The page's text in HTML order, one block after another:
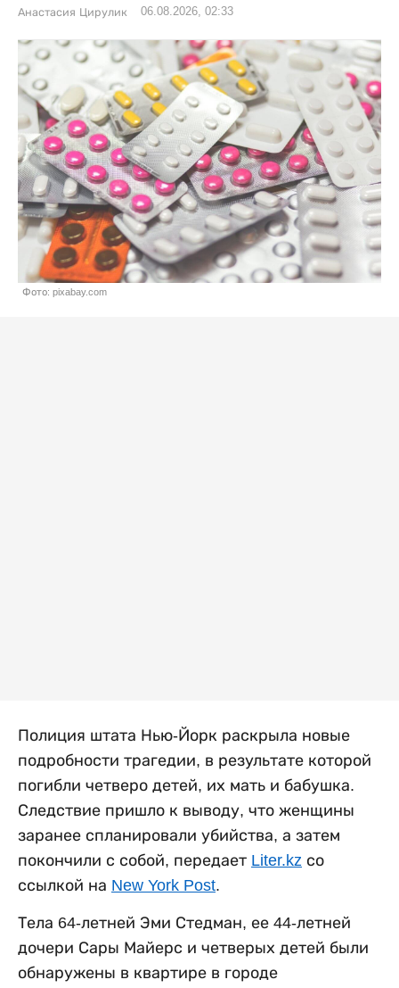
Анастасия Цирулик 06.08.2026, 02:33
Фото: pixabay.com
Полиция штата Нью-Йорк раскрыла новые
подробности трагедии, в результате которой
погибли четверо детей, их мать и бабушка.
Следствие пришло к выводу, что женщины
заранее спланировали убийства, а затем
покончили с собой, передает Liter.kz со
ссылкой на New York Post.
Тела 64-летней Эми Стедман, ее 44-летней
дочери Сары Майерс и четверых детей были
обнаружены в квартире в городе